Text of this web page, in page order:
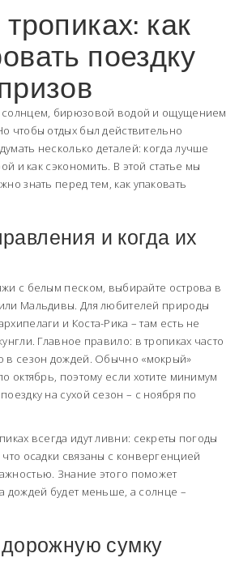
как
поездку
солнцем, бирюзовой водой и ощущением
чтобы отдых был действительно
несколько деталей: когда лучше
и как сэкономить. В этой статье мы
знать перед тем, как упаковать
и когда их
с белым песком, выбирайте острова в
Мальдивы. Для любителей природы
и Коста-Рика – там есть не
Главное правило: в тропиках часто
в сезон дождей. Обычно «мокрый»
октябрь, поэтому если хотите минимум
на сухой сезон – с ноября по
всегда идут ливни: секреты погоды
что осадки связаны с конвергенцией
Знание этого поможет
дождей будет меньше, а солнце –
дорожную сумку